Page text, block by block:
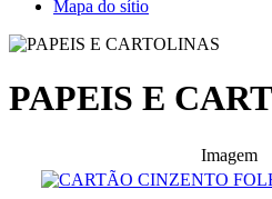
Mapa do sítio
PAPEIS E
Imagem